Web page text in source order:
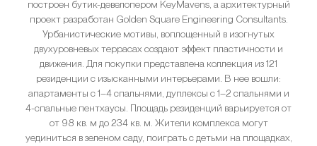
построен бутик-девелопером KeyMavens, а архитектурный
проект разработан Golden Square Engineering Consultants.
Урбанистические мотивы, воплощенный в изогнутых
двухуровневых террасах создают эффект пластичности и
движения. Для покупки представлена коллекция из 121
резиденции с изысканными интерьерами. В нее вошли:
апартаменты с 1–4 спальнями, дуплексы с 1–2 спальнями и
4-спальные пентхаусы. Площадь резиденций варьируется от
от 98 кв. м до 234 кв. м. Жители комплекса могут
уединиться в зеленом саду, поиграть с детьми на площадках,